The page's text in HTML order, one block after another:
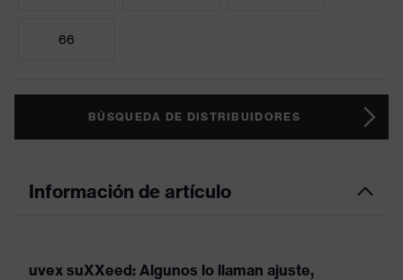
66
BÚSQUEDA DE DISTRIBUIDORES
Información de artículo
uvex suXXeed: Algunos lo llaman ajuste,